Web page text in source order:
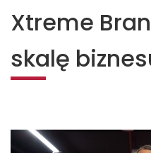
Xtreme
skalę